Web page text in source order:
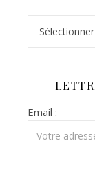
Email :